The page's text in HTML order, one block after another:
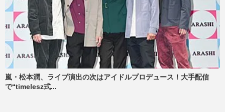
嵐・松本潤、ライブ演出の次はアイドルプロデュース！大手配信
で“timelesz式...